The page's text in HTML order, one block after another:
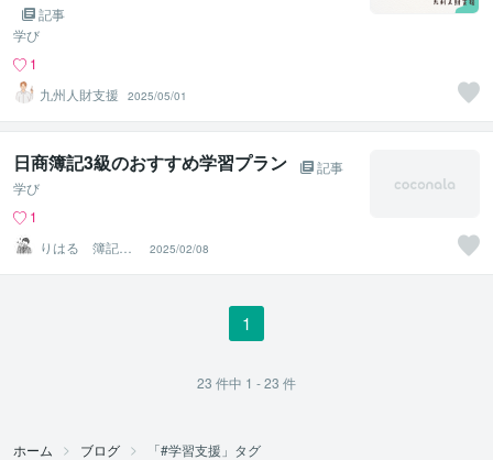
記事
学び
1
九州人財支援
2025/05/01
日商簿記3級のおすすめ学習プラン
記事
学び
1
りはる 簿記学
習支援
2025/02/08
1
23 件中 1 - 23 件
ホーム ブログ 「#学習支援」タグ